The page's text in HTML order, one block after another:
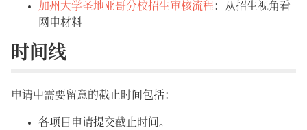
加州大学圣地亚哥分校招生审核流程 ：从招生视角看
网申材料
时间线
申请中需要留意的截止时间包括：
各项目申请提交截止时间。